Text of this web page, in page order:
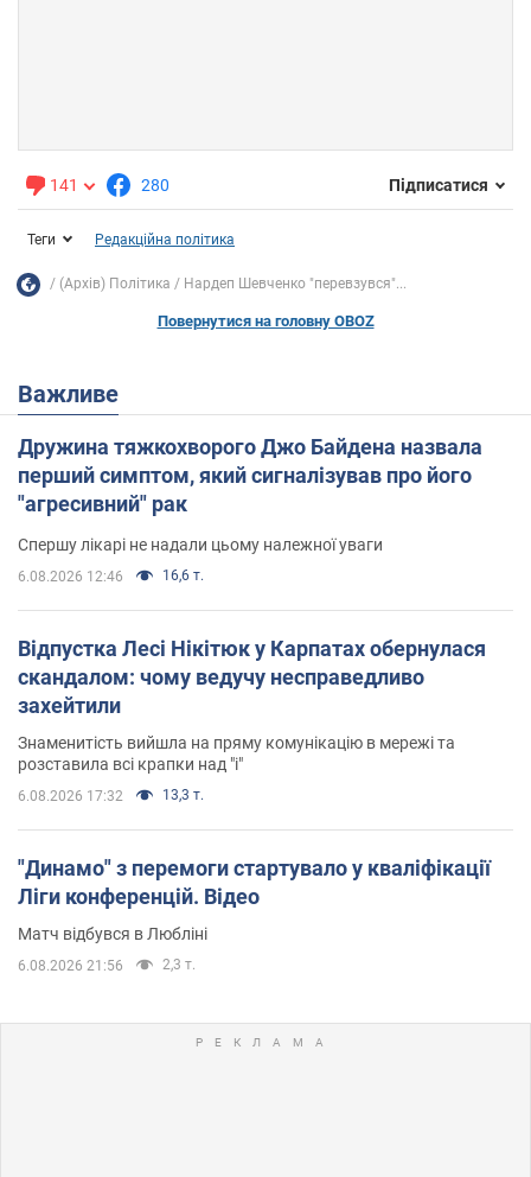
141 280 Підписатися
Теги Редакційна політика
(Архів) Політика Нардеп Шевченко "перевзувся"...
Повернутися на головну OBOZ
Важливе
Дружина тяжкохворого Джо Байдена назвала
перший симптом, який сигналізував про його
"агресивний" рак
Спершу лікарі не надали цьому належної уваги
6.08.2026 12:46 16,6 т.
Відпустка Лесі Нікітюк у Карпатах обернулася
скандалом: чому ведучу несправедливо
захейтили
Знаменитість вийшла на пряму комунікацію в мережі та
розставила всі крапки над "і"
6.08.2026 17:32 13,3 т.
"Динамо" з перемоги стартувало у кваліфікації
Ліги конференцій. Відео
Матч відбувся в Любліні
6.08.2026 21:56 2,3 т.